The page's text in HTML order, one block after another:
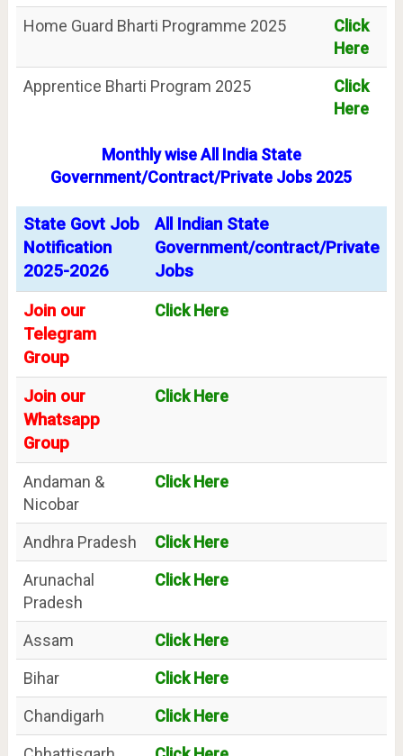
Home Guard Bharti Programme 2025
Click
Here
Apprentice Bharti Program 2025
Click
Here
Monthly wise All India State
Government/Contract/Private Jobs 2025
State Govt Job
Notification
2025-2026
All Indian State
Government/contract/Private
Jobs
Join our
Telegram
Group
Click Here
Join our
Whatsapp
Group
Click Here
Andaman &
Nicobar
Click Here
Andhra Pradesh
Click Here
Arunachal
Pradesh
Click Here
Assam
Click Here
Bihar
Click Here
Chandigarh
Click Here